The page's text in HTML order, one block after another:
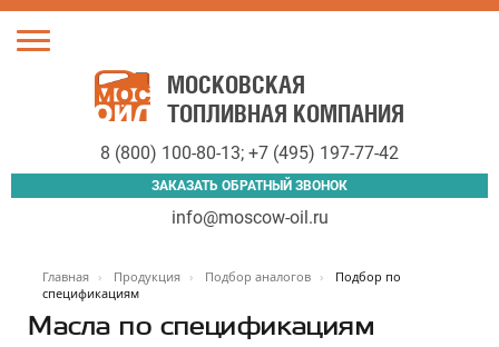
Toggle
МОСКОВСКАЯ
ТОПЛИВНАЯ КОМПАНИЯ
8 (800) 100-80-13; +7 (495) 197-77-42
ЗАКАЗАТЬ ОБРАТНЫЙ ЗВОНОК
info@moscow-oil.ru
Главная › Продукция › Подбор аналогов ›
Подбор по
спецификациям
Масла по спецификациям